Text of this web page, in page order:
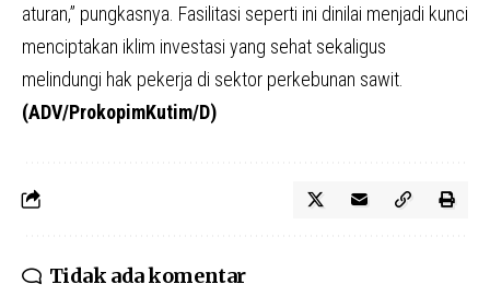
aturan,” pungkasnya. Fasilitasi seperti ini dinilai menjadi kunci
menciptakan iklim investasi yang sehat sekaligus
melindungi hak pekerja di sektor perkebunan sawit.
(ADV/ProkopimKutim/D)
Tidak ada komentar